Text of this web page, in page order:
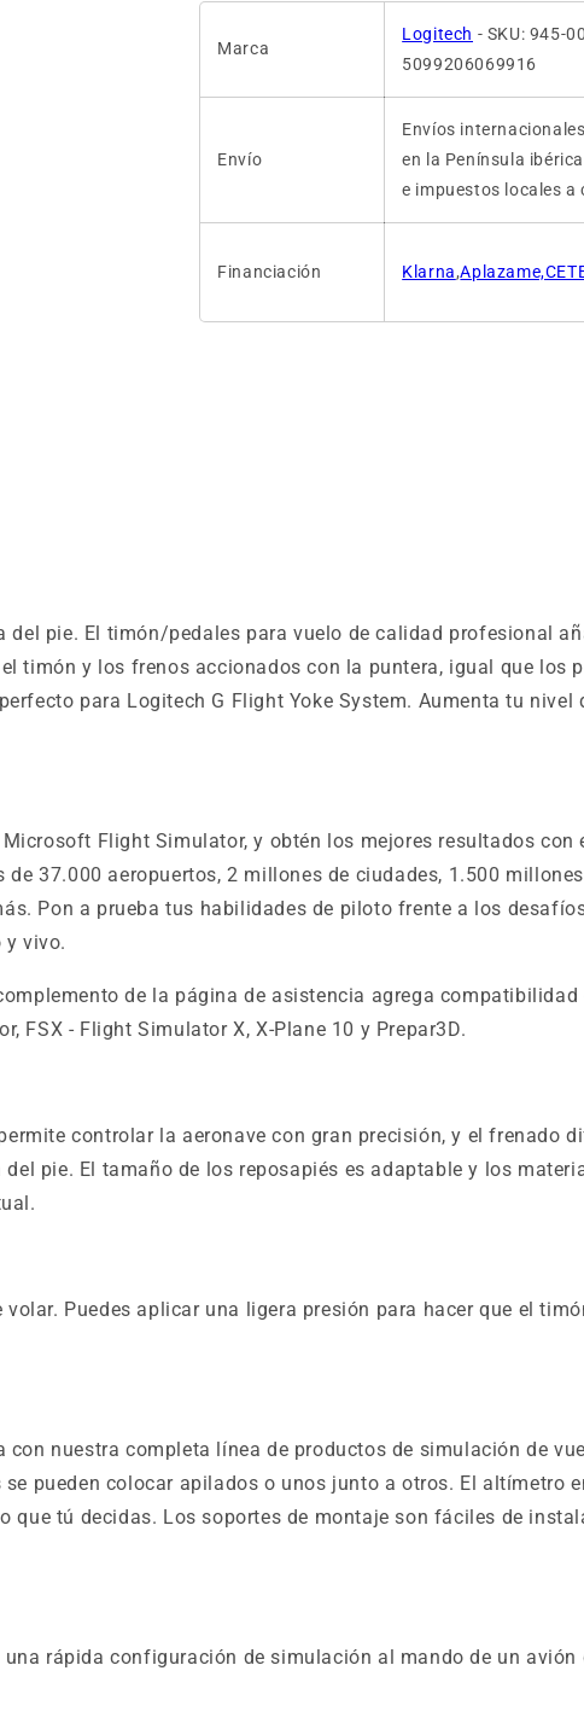
Marca
Logitech - SKU: 945-
5099206069916
Envío
Envíos
en la Península
e impuestos locales a
Financiación Klarna,
pie. El timón/pedales para vuelo de calidad profesional
timón y los frenos accionados con la puntera, igual que los
para Logitech G Flight Yoke System. Aumenta tu nivel
Flight Simulator, y obtén los mejores resultados con
37.000 aeropuertos, 2 millones de ciudades, 1.500
Pon a prueba tus habilidades de piloto frente a los
vivo.
de la página de asistencia agrega compatibilidad
FSX - Flight Simulator X, X-Plane 10 y Prepar3D.
controlar la aeronave con gran precisión, y el frenado
pie. El tamaño de los reposapiés es adaptable y los
Puedes aplicar una ligera presión para hacer que el
nuestra completa línea de productos de simulación de
pueden colocar apilados o unos junto a otros. El altímetro
tú decidas. Los soportes de montaje son fáciles de
rápida configuración de simulación al mando de un avión